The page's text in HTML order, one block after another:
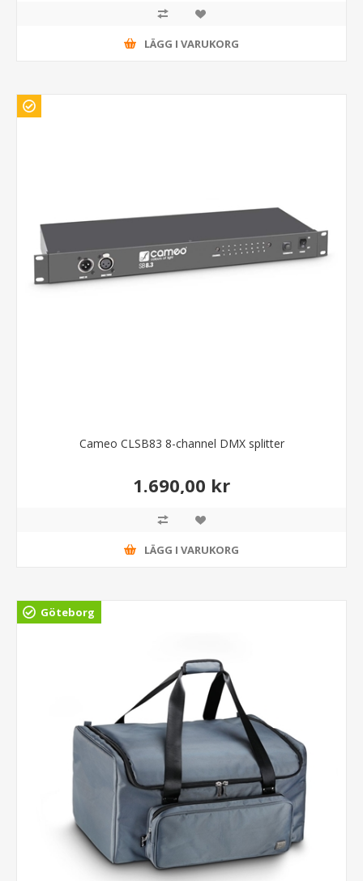
LÄGG I VARUKORG
Cameo CLSB83 8-channel DMX splitter
1.690,00 kr
LÄGG I VARUKORG
Göteborg